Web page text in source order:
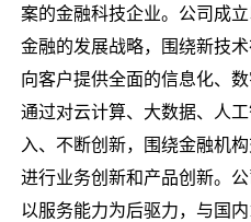
案的金融科技企业。公司成
金融的发展战略，围绕新技术
向客户提供全面的信息化、
通过对云计算、大数据、人
入、不断创新，围绕金融机
进行业务创新和产品创新。公
以服务能力为后驱力，与国内